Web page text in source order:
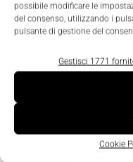
possibile modificare le
del consenso, utilizzando i
pulsante di gestione del
Gestisci 1771
Cookie